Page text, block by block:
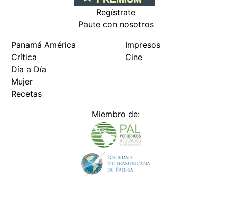
Regístrate
Paute con nosotros
Panamá América
Crítica
Día a Día
Mujer
Recetas
Impresos
Cine
Miembro de: